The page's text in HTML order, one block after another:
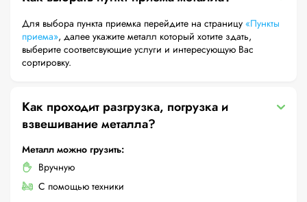
Для выбора пункта приемка перейдите на страницу «Пункты
приема», далее укажите металл который хотите здать,
выберите соответсвующие услуги и интересующую Вас
сортировку.
Как проходит разгрузка, погрузка и
взвешивание металла?
Металл можно грузить:
Вручную
С помощью техники